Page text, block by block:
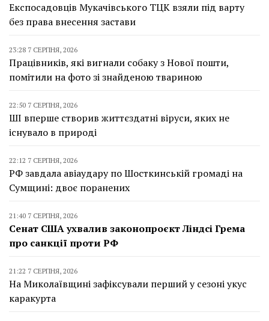
Експосадовців Мукачівського ТЦК взяли під варту
без права внесення застави
23:28 7 СЕРПНЯ, 2026
Працівників, які вигнали собаку з Нової пошти,
помітили на фото зі знайденою твариною
22:50 7 СЕРПНЯ, 2026
ШІ вперше створив життєздатні віруси, яких не
існувало в природі
22:12 7 СЕРПНЯ, 2026
РФ завдала авіаудару по Шосткинській громаді на
Сумщині: двоє поранених
21:40 7 СЕРПНЯ, 2026
Сенат США ухвалив законопроєкт Ліндсі Грема
про санкції проти РФ
21:22 7 СЕРПНЯ, 2026
На Миколаївщині зафіксували перший у сезоні укус
каракурта